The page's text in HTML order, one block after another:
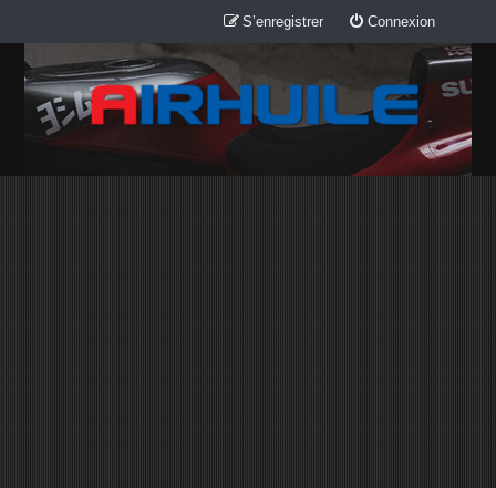
Connexion
S’enregistrer